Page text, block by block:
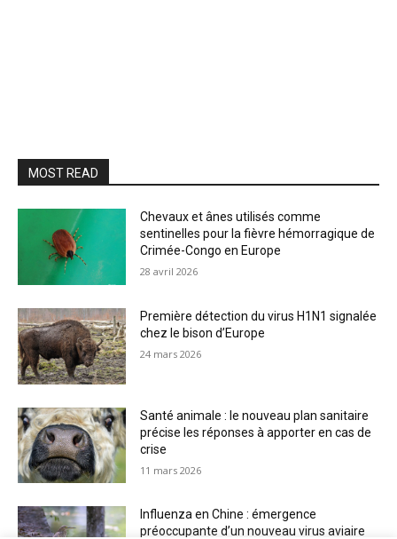
MOST READ
Chevaux et ânes utilisés comme
sentinelles pour la fièvre hémorragique de
Crimée-Congo en Europe
28 avril 2026
Première détection du virus H1N1 signalée
chez le bison d’Europe
24 mars 2026
Santé animale : le nouveau plan sanitaire
précise les réponses à apporter en cas de
crise
11 mars 2026
Influenza en Chine : émergence
préoccupante d’un nouveau virus aviaire